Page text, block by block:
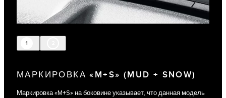
1
МАРКИРОВКА «M+S» (MUD + SNOW)
Маркировка «M+S» на боковине указывает, что данная модель